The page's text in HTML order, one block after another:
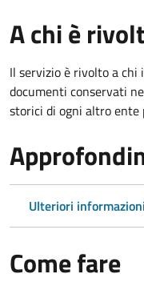
A chi è
Il servizio è rivolto a
documenti conservati
storici di ogni altro ente
Ulteriori informazioni
Come fare